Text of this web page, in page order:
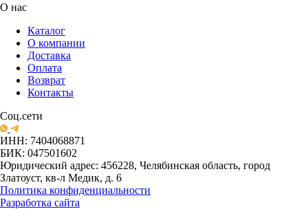
О нас
Каталог
О компании
Доставка
Оплата
Возврат
Контакты
Соц.сети
ИНН: 7404068871
БИК: 047501602
Юридический адрес: 456228, Челябинская область, город
Златоуст, кв-л Медик, д. 6
Политика конфиденциальности
Разработка сайта